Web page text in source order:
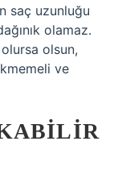
saç uzunluğu
olamaz.
olursa olsun,
ve